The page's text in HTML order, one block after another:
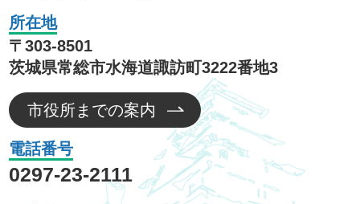
所在地
〒303-8501
茨城県常総市水海道諏訪町3222番地3
市役所までの案内
電話番号
0297-23-2111